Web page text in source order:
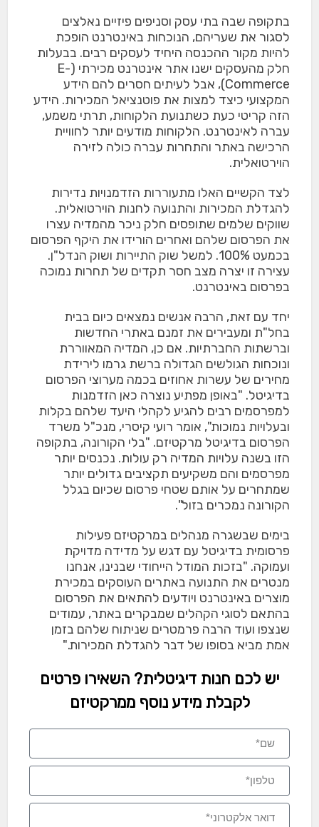
בתקופה שבה בתי עסק וסניפים פיזיים נאלצים
לסגור את שעריהם, הנוכחות באינטרנט הופכת
להיות מקור ההכנסה היחיד לעסקים רבים. בבעלות
חלק מהעסקים ישנו אתר אינטרנט מכירתי (E-
Commerce), אבל לעיתים חסרים להם הידע
המקצועי כיצד למצות את פוטנציאל המכירות. הידע
הזה קריטי כעת כשתנועת הלקוחות, תרתי משמע,
עברה לאינטרנט. הלקוחות מודעים יותר לחוויית
הרכישה באתר והתחרות עברה כולה לזירה
הוירטואלית.
לצד הקשיים האלו מתעוררות הזדמנויות נדירות
להגדלת המכירות והתנועה לחנות הוירטואלית.
שווקים שלמים שתופסים חלק ניכר מהמדיה עצרו
את הפרסום שלהם ואחרים הורידו את היקף הפרסום
בכמעט 100%. למשל שוק התיירות ושוק הנדל"ן.
עצירה זו יצרה מצב חסר תקדים של תחרות נמוכה
בפרסום באינטרנט.
יחד עם זאת, הרבה אנשים נמצאים כיום בבית
בחל"ת ומעבירים את זמנם באתרי החדשות
וברשתות החברתיות. אם כן, המדיה המאווררת
ונוכחות הגולשים הגדולה ברשת גרמו לירידת
מחירים של עשרות אחוזים בכמה מערוצי הפרסום
בדיגיטל. "באופן מפתיע נוצרה כאן הזדמנות
למפרסמים רבים להגיע לקהלי היעד שלהם בקלות
ובעלויות נמוכות", אומר רועי קיסרי, מנכ"ל משרד
הפרסום בדיגיטל מרקטיזם. "בלי הקורונה, בתקופה
הזו בשנה עלויות המדיה רק עולות. נכנסים יותר
מפרסמים והם משקיעים תקציבים גדולים יותר
שמתחרים על אותם שטחי פרסום שכיום בגלל
הקורונה נמכרים בזול".
בימים שבשגרה מנהלים במרקטיזם פעילות
פרסומית בדיגיטל עם דגש על מדידה מדויקת
ועמוקה. "בזכות המודל הייחודי שבנינו, אנחנו
מנטרים את התנועה באתרים העוסקים במכירת
מוצרים באינטרנט ויודעים להתאים את הפרסום
בהתאם לסוגי הקהלים שמבקרים באתר, עמודים
שנצפו ועוד הרבה פרמטרים שניתוח שלהם בזמן
אמת מביא בסופו של דבר להגדלת המכירות."
יש לכם חנות דיגיטלית? השאירו פרטים
לקבלת מידע נוסף ממרקטיזם